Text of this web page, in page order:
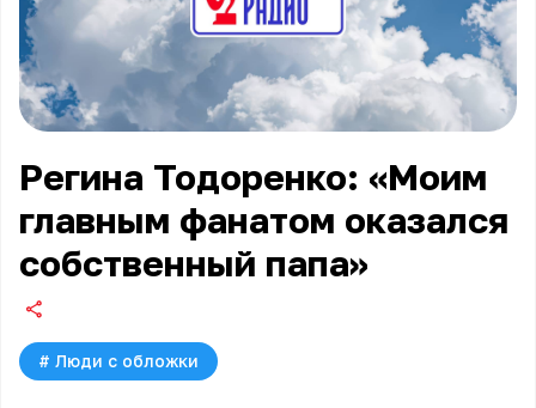
Регина Тодоренко: «Моим
главным фанатом оказался
собственный папа»
# Люди с обложки